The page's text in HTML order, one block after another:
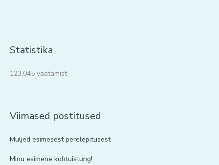
Statistika
123,045 vaatamist
Viimased postitused
Muljed esimesest perelepitusest
Minu esimene kohtuistung!